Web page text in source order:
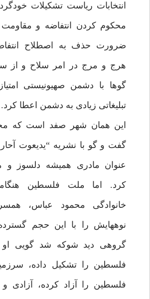
انتخابات رياست تشكيلات
محكوم كردن انتفاضه و مقاومت
ضرورت حذف به اصطلاح
هرج و مرج در امر سلاح و از
گوها با دشمن صهيونيستى
تبليغاتى زيادى به دشمن اعطا كرد.
اين همان شهر صفد است كه
گفت و گو با نشريه “يديعوت
عنوان مادرى هميشه دلسوز و
كرد. اما ملت فلسطين
خانوادگى محمود عباس،
نوه‏هايش را با اين حجم
گروهى ديد شوكه شد گويى
فلسطين را تشكيل داده،
فلسطين را آزاد كرده، آزادى و